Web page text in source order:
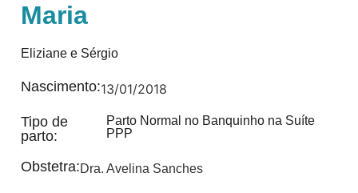
Maria
Eliziane e Sérgio
Nascimento:13/01/2018
Tipo de
parto:
Parto Normal no Banquinho na Suíte
PPP
Obstetra:Dra. Avelina Sanches